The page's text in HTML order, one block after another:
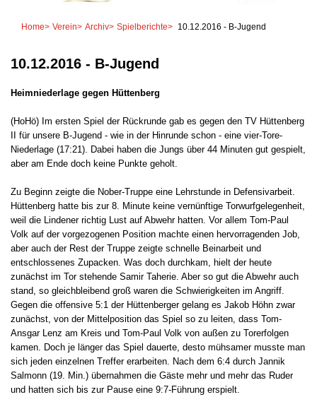
Home> Verein> Archiv> Spielberichte> 10.12.2016 - B-Jugend
10.12.2016 - B-Jugend
Heimniederlage gegen Hüttenberg
(HoHö) Im ersten Spiel der Rückrunde gab es gegen den TV Hüttenberg
II für unsere B-Jugend - wie in der Hinrunde schon - eine vier-Tore-
Niederlage (17:21). Dabei haben die Jungs über 44 Minuten gut gespielt,
aber am Ende doch keine Punkte geholt.
Zu Beginn zeigte die Nober-Truppe eine Lehrstunde in Defensivarbeit.
Hüttenberg hatte bis zur 8. Minute keine vernünftige Torwurfgelegenheit,
weil die Lindener richtig Lust auf Abwehr hatten. Vor allem Tom-Paul
Volk auf der vorgezogenen Position machte einen hervorragenden Job,
aber auch der Rest der Truppe zeigte schnelle Beinarbeit und
entschlossenes Zupacken. Was doch durchkam, hielt der heute
zunächst im Tor stehende Samir Taherie. Aber so gut die Abwehr auch
stand, so gleichbleibend groß waren die Schwierigkeiten im Angriff.
Gegen die offensive 5:1 der Hüttenberger gelang es Jakob Höhn zwar
zunächst, von der Mittelposition das Spiel so zu leiten, dass Tom-
Ansgar Lenz am Kreis und Tom-Paul Volk von außen zu Torerfolgen
kamen. Doch je länger das Spiel dauerte, desto mühsamer musste man
sich jeden einzelnen Treffer erarbeiten. Nach dem 6:4 durch Jannik
Salmonn (19. Min.) übernahmen die Gäste mehr und mehr das Ruder
und hatten sich bis zur Pause eine 9:7-Führung erspielt.